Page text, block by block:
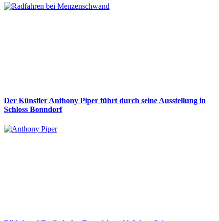
Der Künstler Anthony Piper führt durch seine Ausstellung in
Schloss Bonndorf